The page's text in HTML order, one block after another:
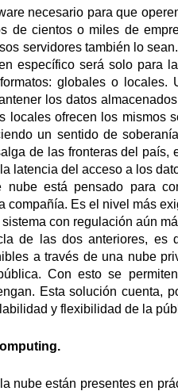
necesario para que
de cientos o miles de
servidores también lo
específico será solo para
globales o
los datos
locales ofrecen los mismos
un sentido de
de las fronteras del
latencia del acceso a los
nube está pensado para
compañía. Es el nivel más
con regulación aún
de las dos anteriores, es
a través de una nube
Con esto se
Esta solución cuenta,
y flexibilidad de la
nube están presentes en